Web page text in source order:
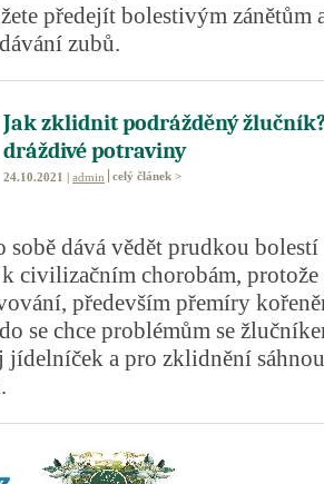
předejít bolestivým zánětům
zubů.
Jak zklidnit podrážděný
dráždivé potraviny
24.10.2021 | admin celý článek >
sobě dává vědět prudkou
civilizačním chorobám, protože
především přemíry
se chce problémům se
jídelníček a pro zklidnění